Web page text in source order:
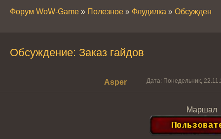
Форум WoW-Game » Полезное » Флудилка »
Обсуждение: Заказ гайдов
Asper Дата: Понедельник,
Маршал